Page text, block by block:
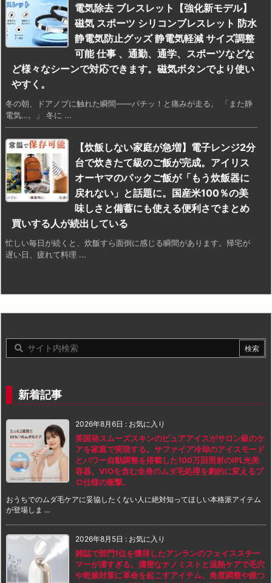
電気除去 ブレスレット【強化新モデル】
磁気 スポーツ シリコンブレスレット 防水
静電気防止グッズ 静電気軽減 サイズ調整
可能 仕事 、通勤、通学、スポーツなどな
ど様々なシーンで対応できます。磁気ボタンでより使い
やすく。
冬の朝、ドアノブに触れた瞬間——パチッ！と痛みが走る。 「また静
電気…。」 冬に ...
【炊飯しない家庭が急増】電子レンジ2分
台で炊きたて級のご飯が完成。アイリス
オーヤマのパックご飯が「もう炊飯器に
戻れない」と話題に。国産米100％の美
味しさと備蓄にも使える便利さでまとめ
買いする人が続出している
忙しい毎日が続くと、炊飯すら面倒に感じる瞬間があります。帰宅が
遅い日、疲れて料理 ...
新着記事
2026年8月6日 : お気に入り
英国発スムーズスキンのピュアアイスがサロン級のケ
アを家庭で実現する。サファイア冷却のアイスモード
とパワー自動調整を搭載した100万回照射のIPL光美
容器。VIOを含む全身のムダ毛処理を劇的に変えるプ
ロ仕様の衝撃。
おうちでのムダ毛ケアに妥協したくない人に絶対知ってほしい本格派アイテム
が登場しま ...
2026年8月5日 : お気に入り
雑誌で部門1位を獲得したアンランのフェイススチー
マーが凄すぎる。濃密なナノミストと温熱ケアで毛穴
や乾燥対策に革命を起こすアイテム。角度調整や鏡つ